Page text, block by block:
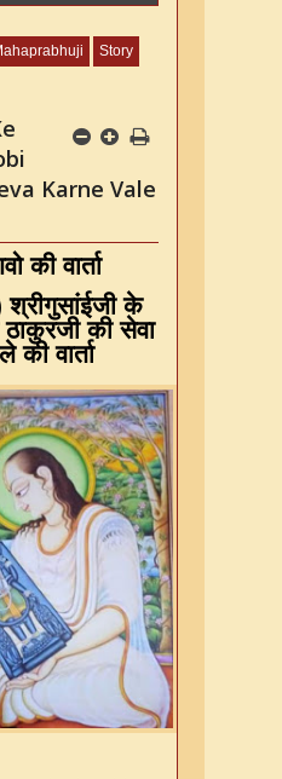
Story
Karne Vale
की वार्ता
श्रीगुसांईजी के
की सेवा
की वार्ता